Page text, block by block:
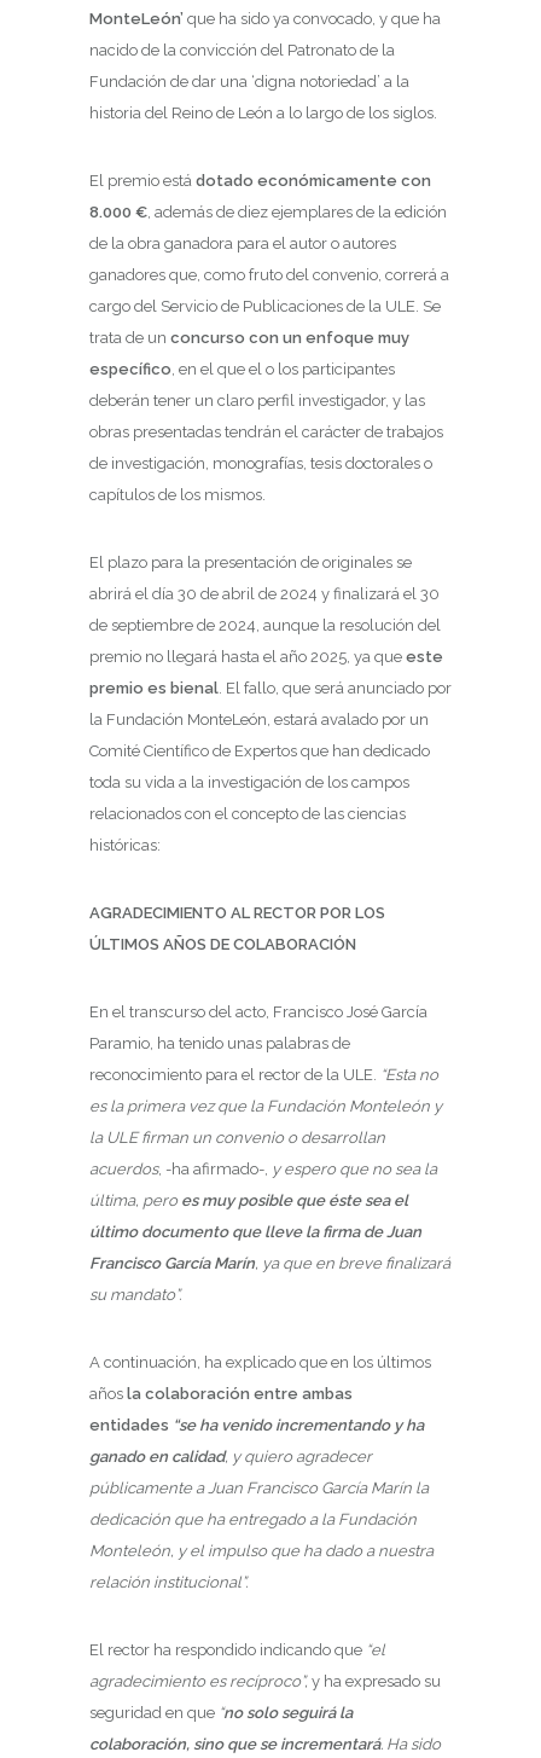
MonteLeón’ que ha sido ya convocado, y que ha
nacido de la convicción del Patronato de la
Fundación de dar una ‘digna notoriedad’ a la
historia del Reino de León a lo largo de los siglos.
El premio está dotado económicamente con
8.000 €, además de diez ejemplares de la edición
de la obra ganadora para el autor o autores
ganadores que, como fruto del convenio, correrá a
cargo del Servicio de Publicaciones de la ULE. Se
trata de un concurso con un enfoque muy
específico, en el que el o los participantes
deberán tener un claro perfil investigador, y las
obras presentadas tendrán el carácter de trabajos
de investigación, monografías, tesis doctorales o
capítulos de los mismos.
El plazo para la presentación de originales se
abrirá el día 30 de abril de 2024 y finalizará el 30
de septiembre de 2024, aunque la resolución del
premio no llegará hasta el año 2025, ya que este
premio es bienal. El fallo, que será anunciado por
la Fundación MonteLeón, estará avalado por un
Comité Científico de Expertos que han dedicado
toda su vida a la investigación de los campos
relacionados con el concepto de las ciencias
históricas:
AGRADECIMIENTO AL RECTOR POR LOS
ÚLTIMOS AÑOS DE COLABORACIÓN
En el transcurso del acto, Francisco José García
Paramio, ha tenido unas palabras de
reconocimiento para el rector de la ULE. “Esta no
es la primera vez que la Fundación Monteleón y
la ULE firman un convenio o desarrollan
acuerdos, -ha afirmado-, y espero que no sea la
última, pero es muy posible que éste sea el
último documento que lleve la firma de Juan
Francisco García Marín, ya que en breve finalizará
su mandato”.
A continuación, ha explicado que en los últimos
años la colaboración entre ambas
entidades “se ha venido incrementando y ha
ganado en calidad, y quiero agradecer
públicamente a Juan Francisco García Marín la
dedicación que ha entregado a la Fundación
Monteleón, y el impulso que ha dado a nuestra
relación institucional”.
El rector ha respondido indicando que “el
agradecimiento es recíproco”, y ha expresado su
seguridad en que “no solo seguirá la
colaboración, sino que se incrementará. Ha sido